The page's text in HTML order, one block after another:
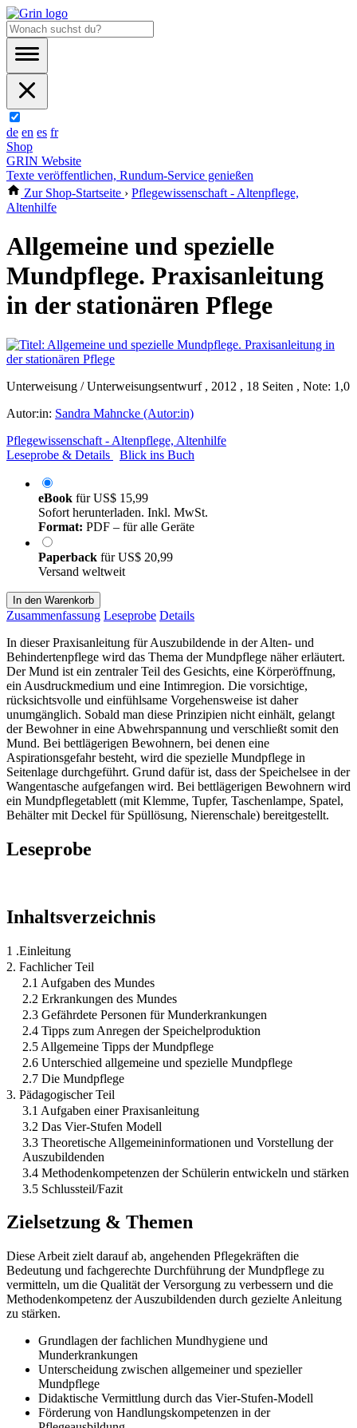
de en es fr
Shop
GRIN Website
Texte veröffentlichen, Rundum-Service genießen
Zur Shop-Startseite › Pflegewissenschaft - Altenpflege,
Altenhilfe
Allgemeine und spezielle
Mundpflege. Praxisanleitung
in der stationären Pflege
Unterweisung / Unterweisungsentwurf , 2012 , 18 Seiten , Note: 1,0
Autor:in: Sandra Mahncke (Autor:in)
Pflegewissenschaft - Altenpflege, Altenhilfe
Leseprobe & Details
Blick ins Buch
eBook fürUS$ 15,99
Sofort herunterladen. Inkl. MwSt.
Format: PDF – für alle Geräte
Paperback fürUS$ 20,99
Versand weltweit
In den Warenkorb
Zusammenfassung Leseprobe Details
In dieser Praxisanleitung für Auszubildende in der Alten- und
Behindertenpflege wird das Thema der Mundpflege näher erläutert.
Der Mund ist ein zentraler Teil des Gesichts, eine Körperöffnung,
ein Ausdruckmedium und eine Intimregion. Die vorsichtige,
rücksichtsvolle und einfühlsame Vorgehensweise ist daher
unumgänglich. Sobald man diese Prinzipien nicht einhält, gelangt
der Bewohner in eine Abwehrspannung und verschließt somit den
Mund. Bei bettlägerigen Bewohnern, bei denen eine
Aspirationsgefahr besteht, wird die spezielle Mundpflege in
Seitenlage durchgeführt. Grund dafür ist, dass der Speichelsee in der
Wangentasche aufgefangen wird. Bei bettlägerigen Bewohnern wird
ein Mundpflegetablett (mit Klemme, Tupfer, Taschenlampe, Spatel,
Behälter mit Deckel für Spüllösung, Nierenschale) bereitgestellt.
Leseprobe
Inhaltsverzeichnis
1 .Einleitung
2. Fachlicher Teil
2.1 Aufgaben des Mundes
2.2 Erkrankungen des Mundes
2.3 Gefährdete Personen für Munderkrankungen
2.4 Tipps zum Anregen der Speichelproduktion
2.5 Allgemeine Tipps der Mundpflege
2.6 Unterschied allgemeine und spezielle Mundpflege
2.7 Die Mundpflege
3. Pädagogischer Teil
3.1 Aufgaben einer Praxisanleitung
3.2 Das Vier-Stufen Modell
3.3 Theoretische Allgemeininformationen und Vorstellung der
Auszubildenden
3.4 Methodenkompetenzen der Schülerin entwickeln und stärken
3.5 Schlussteil/Fazit
Zielsetzung & Themen
Diese Arbeit zielt darauf ab, angehenden Pflegekräften die
Bedeutung und fachgerechte Durchführung der Mundpflege zu
vermitteln, um die Qualität der Versorgung zu verbessern und die
Methodenkompetenz der Auszubildenden durch gezielte Anleitung
zu stärken.
Grundlagen der fachlichen Mundhygiene und
Munderkrankungen
Unterscheidung zwischen allgemeiner und spezieller
Mundpflege
Didaktische Vermittlung durch das Vier-Stufen-Modell
Förderung von Handlungskompetenzen in der